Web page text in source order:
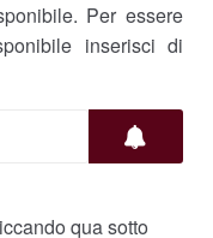
Per essere
inserisci di
qua sotto